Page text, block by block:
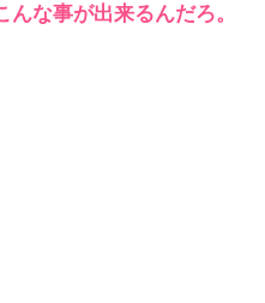
な事が出来るんだろ。